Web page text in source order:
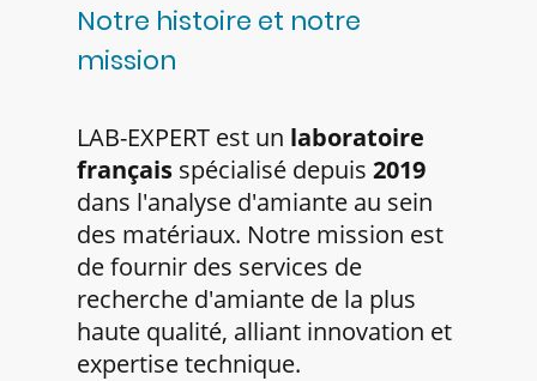
Notre histoire et notre
mission
LAB-EXPERT est un laboratoire
français spécialisé depuis 2019
dans l'analyse d'amiante au sein
des matériaux. Notre mission est
de fournir des services de
recherche d'amiante de la plus
haute qualité, alliant innovation et
expertise technique.